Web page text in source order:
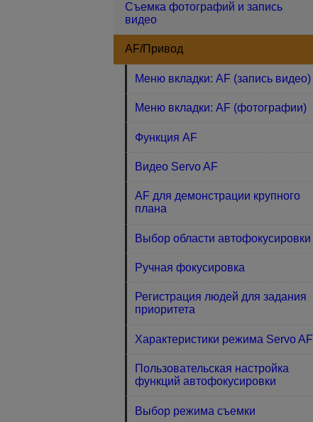
Съемка фотографий и запись
видео
AF/Привод
Меню вкладки: AF (запись видео)
Меню вкладки: AF (фотографии)
Функция AF
Видео Servo AF
AF для демонстрации крупного
плана
Выбор области автофокусировки
Ручная фокусировка
Регистрация людей для задания
приоритета
Характеристики режима Servo AF
Пользовательская настройка
функций автофокусировки
Выбор режима съемки